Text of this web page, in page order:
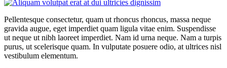
Pellentesque consectetur, quam ut rhoncus rhoncus, massa neque
gravida augue, eget imperdiet quam ligula vitae enim. Suspendisse
ut neque ut nibh laoreet imperdiet. Nam id urna neque. Nam a turpis
purus, ut scelerisque quam. In vulputate posuere odio, at ultrices nisl
vestibulum elementum.